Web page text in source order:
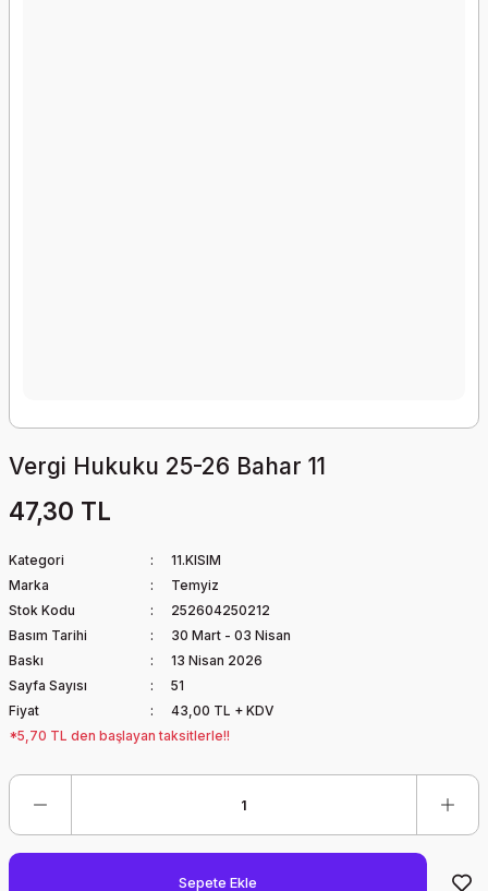
Vergi Hukuku 25-26 Bahar 11
47,30 TL
Kategori
11.KISIM
Marka
Temyiz
Stok Kodu
252604250212
Basım Tarihi
30 Mart - 03 Nisan
Baskı
13 Nisan 2026
Sayfa Sayısı
51
Fiyat
43,00 TL + KDV
*5,70 TL den başlayan taksitlerle!!
Sepete Ekle